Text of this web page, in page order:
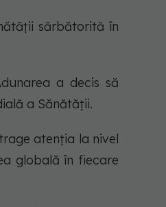
sărbătorită în
a decis să
a Sănătății.
atenția la nivel
globală în fiecare